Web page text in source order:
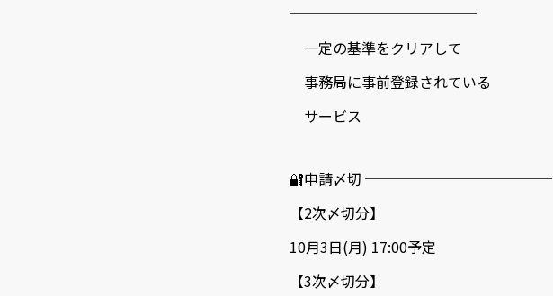
─────────────
一定の基準をクリアして
事務局に事前登録されている
サービス
🔐申請〆切 ─────────────
【2次〆切分】
10月3日(月) 17:00予定
【3次〆切分】